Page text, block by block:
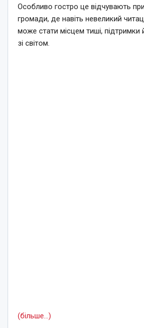
Особливо гостро це відчувають
громади, де навіть невеликий
може стати місцем тиші, підтримки
зі світом.
(більше…)